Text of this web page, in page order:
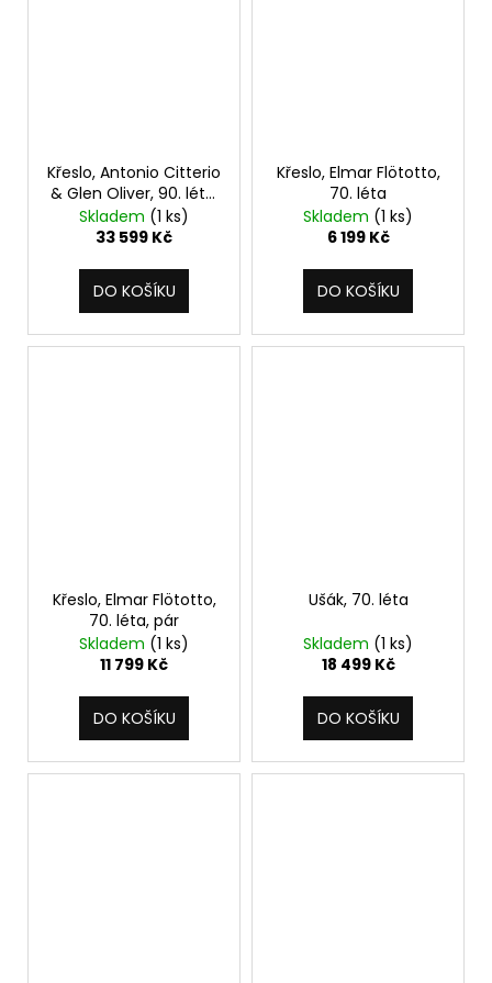
Křeslo, Antonio Citterio
& Glen Oliver, 90. léta,
sada
Skladem (1 ks)
33 599 Kč
DO KOŠÍKU
Křeslo, Elmar Flötotto,
70. léta
Skladem (1 ks)
6 199 Kč
DO KOŠÍKU
Křeslo, Elmar Flötotto,
70. léta, pár
Skladem (1 ks)
11 799 Kč
DO KOŠÍKU
Ušák, 70. léta
Skladem (1 ks)
18 499 Kč
DO KOŠÍKU